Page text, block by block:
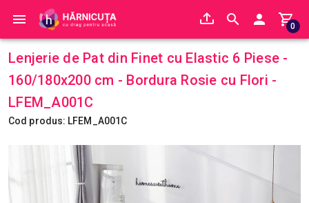
0
Lenjerie de Pat din Finet cu Elastic 6 Piese -
160/180x200 cm - Bordura Rosie cu Flori -
LFEM_A001C
Cod produs: LFEM_A001C